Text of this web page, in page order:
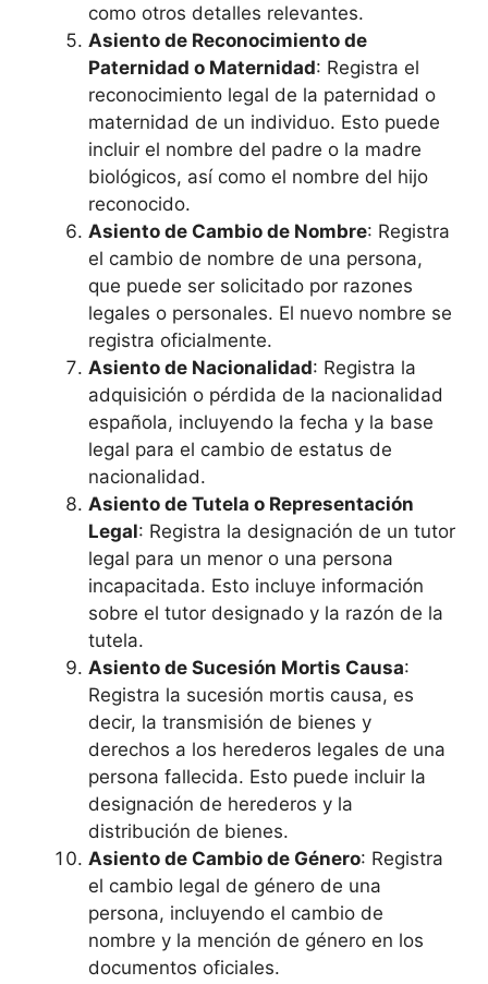
como otros detalles relevantes.
Asiento de Reconocimiento de
Paternidad o Maternidad: Registra el
reconocimiento legal de la paternidad o
maternidad de un individuo. Esto puede
incluir el nombre del padre o la madre
biológicos, así como el nombre del hijo
reconocido.
Asiento de Cambio de Nombre: Registra
el cambio de nombre de una persona,
que puede ser solicitado por razones
legales o personales. El nuevo nombre se
registra oficialmente.
Asiento de Nacionalidad: Registra la
adquisición o pérdida de la nacionalidad
española, incluyendo la fecha y la base
legal para el cambio de estatus de
nacionalidad.
Asiento de Tutela o Representación
Legal: Registra la designación de un tutor
legal para un menor o una persona
incapacitada. Esto incluye información
sobre el tutor designado y la razón de la
tutela.
Asiento de Sucesión Mortis Causa:
Registra la sucesión mortis causa, es
decir, la transmisión de bienes y
derechos a los herederos legales de una
persona fallecida. Esto puede incluir la
designación de herederos y la
distribución de bienes.
Asiento de Cambio de Género: Registra
el cambio legal de género de una
persona, incluyendo el cambio de
nombre y la mención de género en los
documentos oficiales.